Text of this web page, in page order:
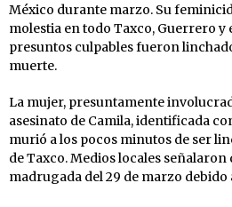
México durante marzo. Su
molestia en todo Taxco, Guerrero y
presuntos culpables fueron
muerte.
La mujer, presuntamente
asesinato de Camila, identificada
murió a los pocos minutos de ser
de Taxco. Medios locales
madrugada del 29 de marzo